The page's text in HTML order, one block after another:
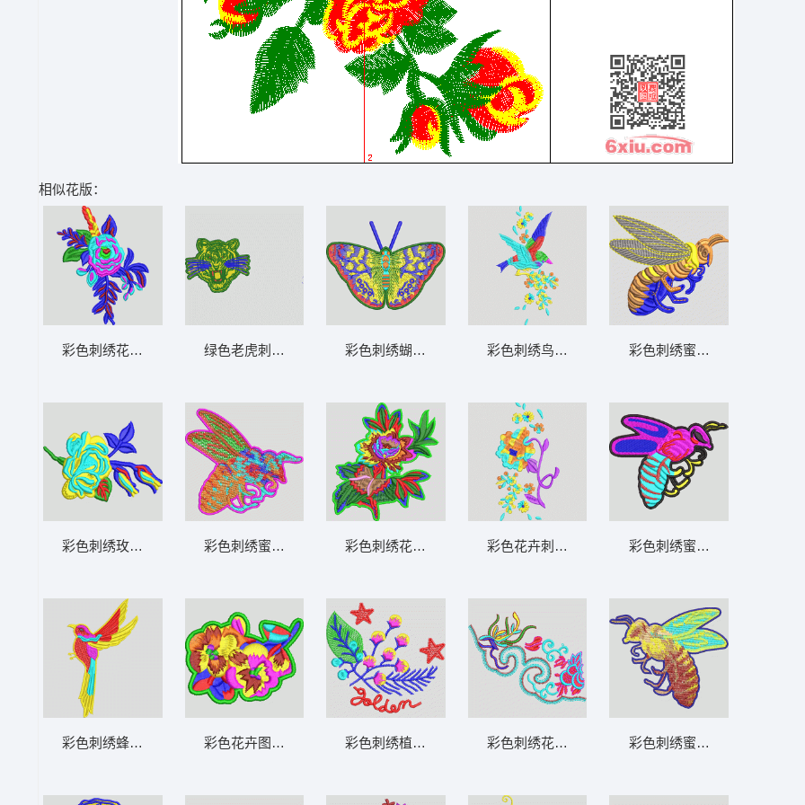
相似花版：
彩色刺绣花卉图案 靓花
彩色刺绣玫瑰花图案 靓花
彩色刺绣蜂鸟图案 鸟
绿色老虎刺绣徽章 虎头
彩色刺绣蜜蜂图案 蜜蜂 GUCCI 古驰 标志 lo
彩色花卉图案设计 靓花
彩色刺绣蝴蝶图案 蝴蝶
彩色刺绣花卉图案 靓花
彩色刺绣植物与星星图案 简单花
彩色刺绣鸟与花枝图案 鸟
彩色花卉刺绣图案 靓花
彩色刺绣花纹图案 曲线
彩色刺绣蜜蜂图案 蜜蜂
彩色刺绣蜜蜂图案 蜜蜂
彩色刺绣蜜蜂图案 蜜蜂